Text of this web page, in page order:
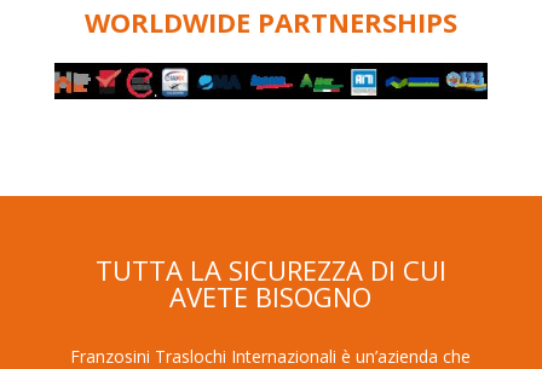
WORLDWIDE PARTNERSHIPS
TUTTA LA SICUREZZA DI CUI
AVETE BISOGNO
Franzosini Traslochi Internazionali è un’azienda che